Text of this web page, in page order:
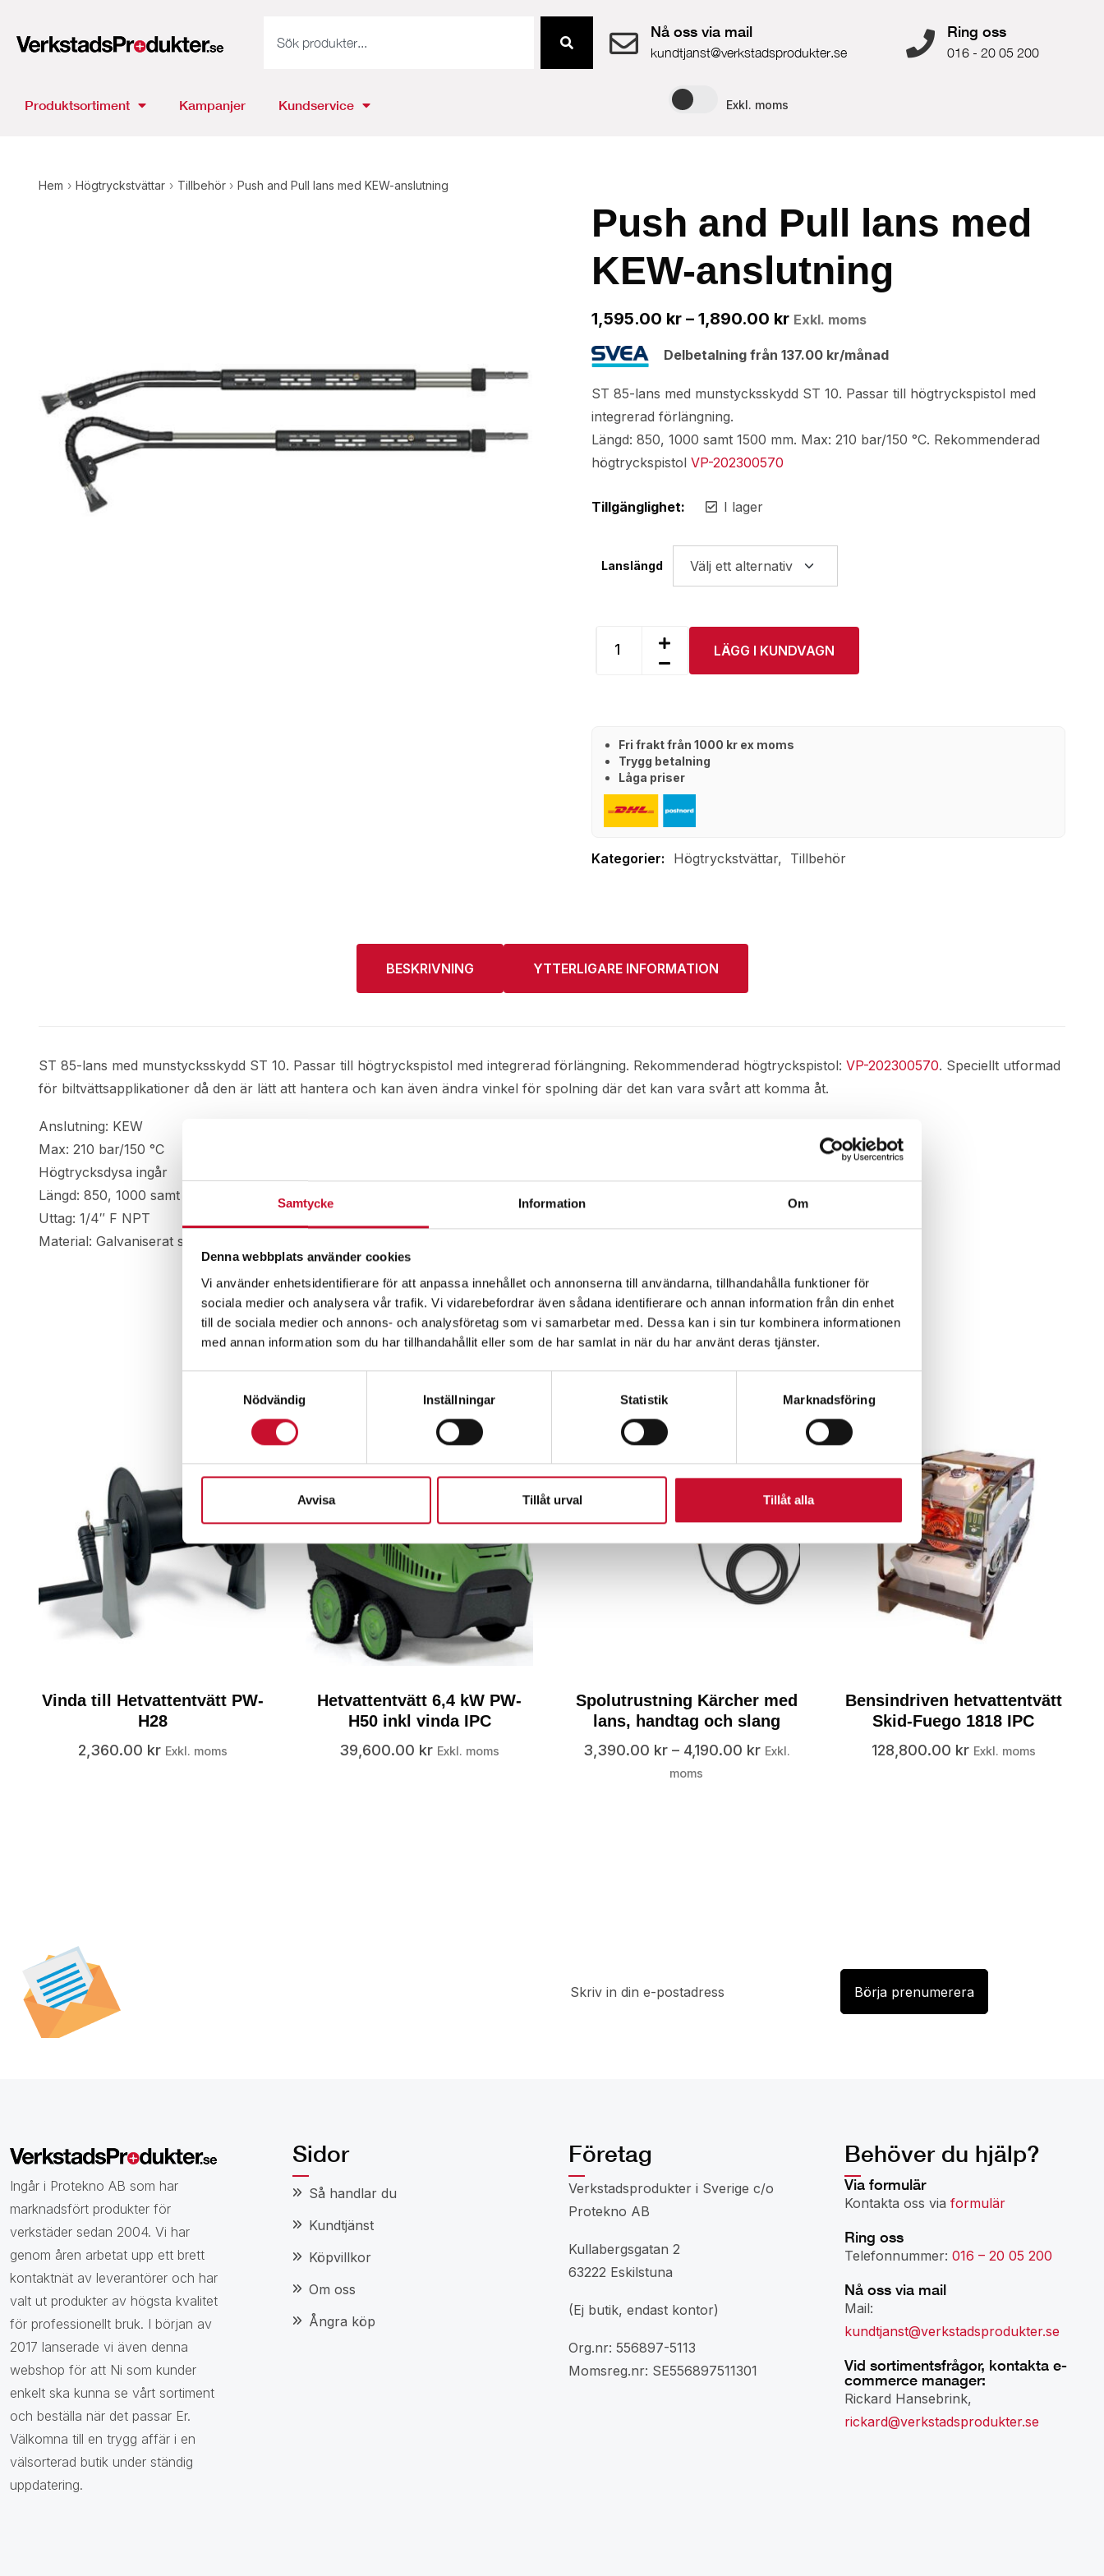
Samtycke Information Om
Denna webbplats använder cookies
Vi använder enhetsidentifierare för att anpassa innehållet och annonserna till användarna, tillhandahålla funktioner för
sociala medier och analysera vår trafik. Vi vidarebefordrar även sådana identifierare och annan information från din enhet
till de sociala medier och annons- och analysföretag som vi samarbetar med. Dessa kan i sin tur kombinera informationen
med annan information som du har tillhandahållit eller som de har samlat in när du har använt deras tjänster.
Nödvändig
Inställningar Statistik Marknadsföring
Avvisa Tillåt urval Tillåt alla
Nå oss via mail
kundtjanst@verkstadsprodukter.se
Ring oss
016 - 20 05 200
Produktsortiment Kampanjer Kundservice Exkl. moms
Hem › Högtryckstvättar › Tillbehör › Push and Pull lans med KEW-anslutning
Delbetalning från 137.00 kr/månad
1,595.00 kr – 1,890.00 kr Exkl. moms
Push and Pull lans med
KEW-anslutning
ST 85-lans med munstycksskydd ST 10. Passar till högtryckspistol med
integrerad förlängning.
Längd: 850, 1000 samt 1500 mm. Max: 210 bar/150 °C. Rekommenderad
högtryckspistol VP-202300570
Tillgänglighet: I lager
Lanslängd
LÄGG I KUNDVAGN
Fri frakt från 1000 kr ex moms
Trygg betalning
Låga priser
Högtryckstvättar Tillbehör
BESKRIVNING YTTERLIGARE INFORMATION
ST 85-lans med munstycksskydd ST 10. Passar till högtryckspistol med integrerad förlängning. Rekommenderad högtryckspistol: VP-202300570. Speciellt utformad
för biltvättsapplikationer då den är lätt att hantera och kan även ändra vinkel för spolning där det kan vara svårt att komma åt.
Anslutning: KEW
Max: 210 bar/150 °C
Högtrycksdysa ingår
Längd: 850, 1000 samt 1500 mm
Uttag: 1/4″ F NPT
Material: Galvaniserat stål
Relaterade produkter
Vinda till Hetvattentvätt PW-
H28
2,360.00 kr Exkl. moms
Hetvattentvätt 6,4 kW PW-
H50 inkl vinda IPC
39,600.00 kr Exkl. moms
Spolutrustning Kärcher med
lans, handtag och slang
3,390.00 kr– 4,190.00 kr Exkl.
moms
Bensindriven hetvattentvätt
Skid-Fuego 1818 IPC
128,800.00 kr Exkl. moms
Ingår i Protekno AB som har
marknadsfört produkter för
verkstäder sedan 2004. Vi har
genom åren arbetat upp ett brett
kontaktnät av leverantörer och har
valt ut produkter av högsta kvalitet
för professionellt bruk. I början av
2017 lanserade vi även denna
webshop för att Ni som kunder
enkelt ska kunna se vårt sortiment
och beställa när det passar Er.
Välkomna till en trygg affär i en
välsorterad butik under ständig
uppdatering.
Sidor
Så handlar du
Kundtjänst
Köpvillkor
Om oss
Ångra köp
Företag
Verkstadsprodukter i Sverige c/o
Protekno AB
Kullabergsgatan 2
63222 Eskilstuna
(Ej butik, endast kontor)
Org.nr: 556897-5113
Momsreg.nr: SE556897511301
Behöver du hjälp?
Via formulär
Kontakta oss via formulär
Ring oss
Telefonnummer: 016 – 20 05 200
Nå oss via mail
Mail:
kundtjanst@verkstadsprodukter.se
Vid sortimentsfrågor, kontakta e-
commerce manager:
Rickard Hansebrink,
rickard@verkstadsprodukter.se